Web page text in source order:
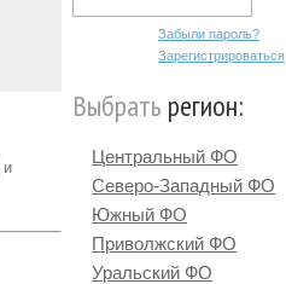
и
Забыли пароль?
Зарегистрироваться
Выбрать регион:
Центральный ФО
Северо-Западный ФО
Южный ФО
Приволжский ФО
Уральский ФО